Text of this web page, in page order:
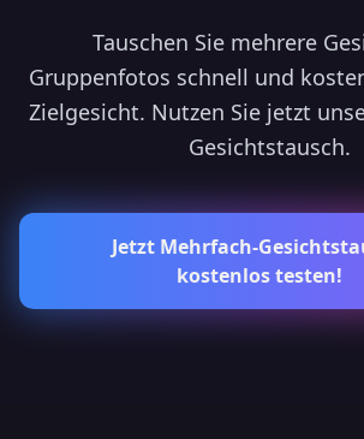
Tauschen Sie mehrere
Gruppenfotos schnell und
Zielgesicht. Nutzen Sie jetzt
Gesichtstausch.
Jetzt Mehrfach-
kostenlos testen!